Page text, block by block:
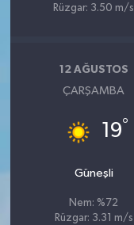
Rüzgar: 3.50 m/s
12 AĞUSTOS
ÇARŞAMBA
19°
Güneşli
Nem: %72
Rüzgar: 3.31 m/s